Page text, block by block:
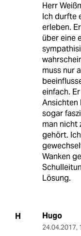
Herr
Ich durfte
erleben.
über eine
muss nur
einfach.
Ansichten
sogar
man nicht
gehört.
Wanken
Lösung.
H Hugo
24.04.2017,